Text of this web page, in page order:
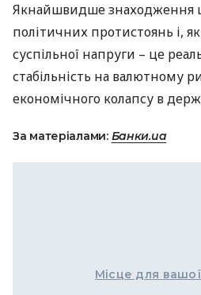
Якнайшвидше знаходження
політичних протистоянь і,
суспільної напруги – це
стабільність на валютному
економічного колапсу в
За матеріалами: Банки.ua
Місце для